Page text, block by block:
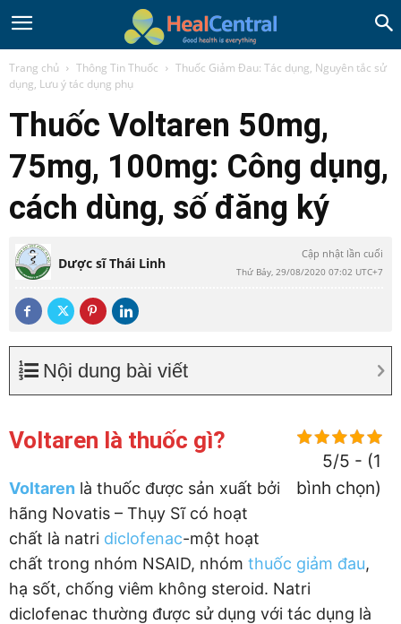
Trang chủ Thông Tin Thuốc
Thuốc Giảm Đau: Tác dụng, Nguyên tắc sử
dụng, Lưu ý tác dụng phụ
Thuốc Voltaren 50mg,
75mg, 100mg: Công dụng,
cách dùng, số đăng ký
Dược sĩ Thái Linh
Cập nhật lần cuối
Thứ Bảy, 29/08/2020 07:02 UTC+7
Nội dung bài viết
5/5 - (1
bình chọn)
Voltaren là thuốc gì?
Voltaren là thuốc được sản xuất bởi
hãng Novatis – Thụy Sĩ có hoạt
chất là natri diclofenac-một hoạt
chất trong nhóm NSAID, nhóm thuốc giảm đau,
hạ sốt, chống viêm không steroid. Natri
diclofenac thường được sử dụng với tác dụng là